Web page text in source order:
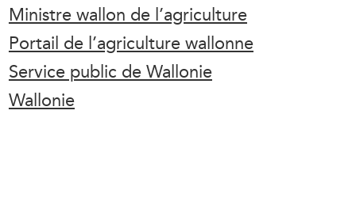
Ministre wallon de l’agriculture
Portail de l’agriculture wallonne
Service public de Wallonie
Wallonie